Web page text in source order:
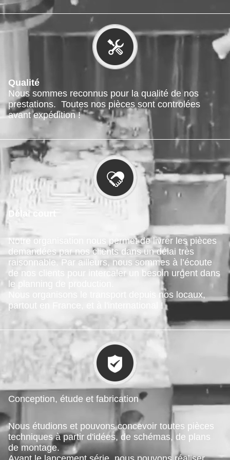
Qualité
Nous sommes reconnus pour la qualité de nos
prestations. Toutes nos pièces sont controlées
avant expédition !
Délai court
Notre organisation nous permet de livrer les pièces
demandées par nos clients dans un délai très
raisonnable. Par ailleurs, nous sommes à l’écoute
de nos clients pour intercaler un besoin urgent dans
le planning de production.
Nous organisons le transport depuis nos locaux,
partout en France, et à l'international !
Conception, étude et fabrication
Nous étudions et pouvons concevoir toutes pièces
techniques à partir d'idées, de schémas, de plans
de montage.